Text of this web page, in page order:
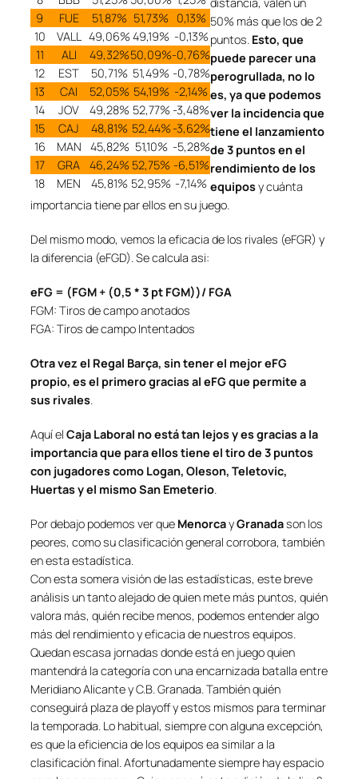
9
FUE 51,87% 51,73% 0,13%
10
VALL 49,06%49,19% -0,13%
11
ALI 49,32%50,09%-0,76%
12
EST 50,71% 51,49% -0,78%
13
CAI 52,05% 54,19% -2,14%
14
JOV 49,28% 52,77% -3,48%
15
CAJ 48,81% 52,44%-3,62%
16
MAN 45,82% 51,10% -5,28%
17
GRA 46,24% 52,75% -6,51%
18
MEN 45,81% 52,95% -7,14%
50% más que los de 2
puntos. Esto, que
puede parecer una
perogrullada, no lo
es, ya que podemos
ver la incidencia que
tiene el lanzamiento
de 3 puntos en el
rendimiento de los
equiposy cuánta
importancia tiene par ellos en su juego.
Del mismo modo, vemos la eficacia de los rivales (eFGR) y
la diferencia (eFGD). Se calcula asi:
eFG = (FGM + (0,5 * 3 pt FGM))/ FGA
FGM: Tiros de campo anotados
FGA: Tiros de campo Intentados
Otra vez el Regal Barça, sin tener el mejor eFG
propio, es el primero gracias al eFG que permite a
sus rivales
Aquí el Caja Laboral no está tan lejos y es gracias a la
importancia que para ellos tiene el tiro de 3 puntos
con jugadores como Logan, Oleson, Teletovic,
Huertas y el mismo San Emeterio
Por debajo podemos ver que MenorcayGranadason los
peores, como su clasificación general corrobora, también
en esta estadística.
Con esta somera visión de las estadísticas, este breve
análisis un tanto alejado de quien mete más puntos, quién
valora más, quién recibe menos, podemos entender algo
más del rendimiento y eficacia de nuestros equipos.
Quedan escasa jornadas donde está en juego quien
mantendrá la categoría con una encarnizada batalla entre
Meridiano Alicante y C.B. Granada. También quién
conseguirá plaza de playoff y estos mismos para terminar
la temporada. Lo habitual, siempre con alguna excepción,
es que la eficiencia de los equipos ea similar a la
clasificación final. Afortunadamente siempre hay espacio